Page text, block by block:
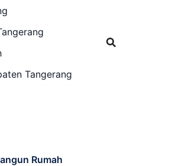
Tangerang
Rumah